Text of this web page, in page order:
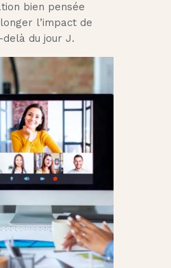
bien pensée
l’impact de
delà du jour J.